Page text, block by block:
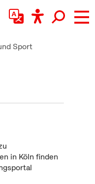
Sport
in Köln finden